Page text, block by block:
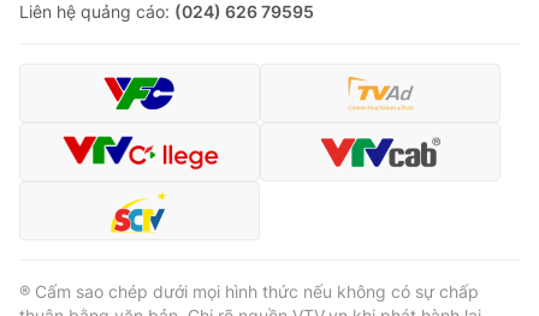
Liên hệ quảng cáo: (024) 626 79595
® Cấm sao chép dưới mọi hình thức nếu không có sự chấp